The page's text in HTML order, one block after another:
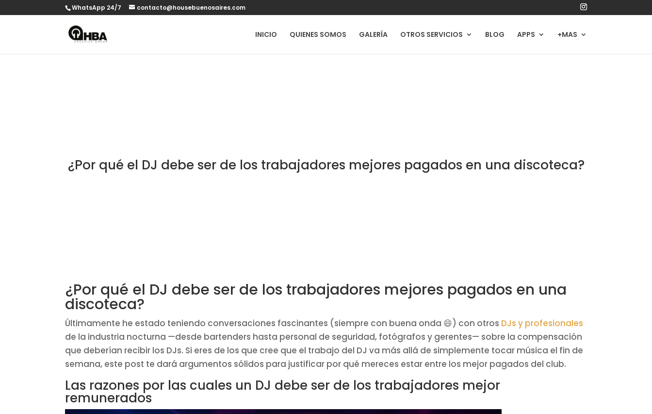
WhatsApp 24/7 contacto@housebuenosaires.com
INICIO QUIENES SOMOS GALERÍA OTROS SERVICIOS BLOG APPS +MAS
¿Por qué el DJ debe ser de los trabajadores mejores pagados en una discoteca?
¿Por qué el DJ debe ser de los trabajadores mejores pagados en una
discoteca?
Últimamente he estado teniendo conversaciones fascinantes (siempre con buena onda 😄) con otros DJs y profesionales
de la industria nocturna —desde bartenders hasta personal de seguridad, fotógrafos y gerentes— sobre la compensación
que deberían recibir los DJs. Si eres de los que cree que el trabajo del DJ va más allá de simplemente tocar música el fin de
semana, este post te dará argumentos sólidos para justificar por qué mereces estar entre los mejor pagados del club.
Las razones por las cuales un DJ debe ser de los trabajadores mejor
remunerados